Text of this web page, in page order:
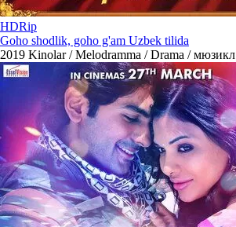
HDRip
Goho shodlik, goho g'am Uzbek tilida
2019 Kinolar / Melodramma / Drama / мюзикл